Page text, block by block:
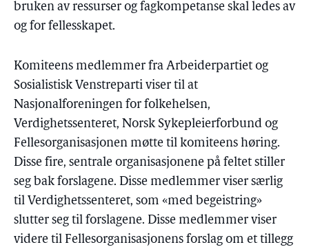
bruken av ressurser og fagkompetanse skal ledes av
og for fellesskapet.
Komiteens medlemmer fra Arbeiderpartiet og
Sosialistisk Venstreparti viser til at
Nasjonalforeningen for folkehelsen,
Verdighetssenteret, Norsk Sykepleierforbund og
Fellesorganisasjonen møtte til komiteens høring.
Disse fire, sentrale organisasjonene på feltet stiller
seg bak forslagene. Disse medlemmer viser særlig
til Verdighetssenteret, som «med begeistring»
slutter seg til forslagene. Disse medlemmer viser
videre til Fellesorganisasjonens forslag om et tillegg